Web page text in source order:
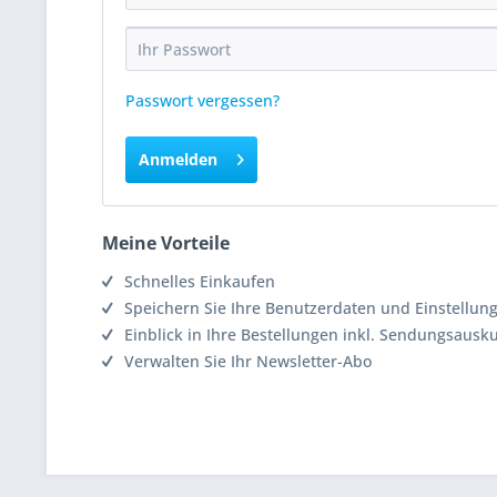
Passwort vergessen?
Anmelden
Meine Vorteile
Schnelles Einkaufen
Speichern Sie Ihre Benutzerdaten und
Einblick in Ihre Bestellungen inkl.
Verwalten Sie Ihr Newsletter-Abo